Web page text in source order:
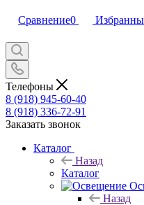
Сравнение0
Телефоны
8 (918) 945-60-40
8 (918) 336-72-91
Заказать звонок
Каталог
Назад
Каталог
Назад